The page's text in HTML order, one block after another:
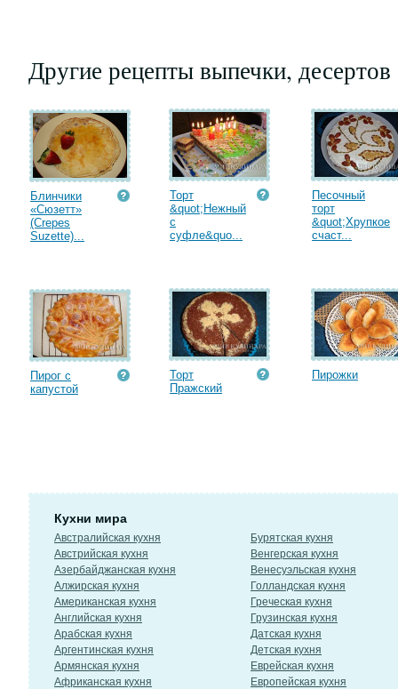
Другие рецепты выпечки, десертов
Блинчики
«Сюзетт»
(Crepes
Suzette)...
Торт
&quot;Нежный
с
суфле&quo...
Песочный
торт
&quot;Хрупкое
счаст...
Пирог с
капустой
Торт
Пражский
Пирожки
Кухни мира
Австралийская кухня
Австрийская кухня
Азербайджанская кухня
Алжирская кухня
Американская кухня
Английская кухня
Арабская кухня
Аргентинская кухня
Армянская кухня
Африканская кухня
Бурятская кухня
Венгерская кухня
Венесуэльская кухня
Голландская кухня
Греческая кухня
Грузинская кухня
Датская кухня
Детская кухня
Еврейская кухня
Европейская кухня